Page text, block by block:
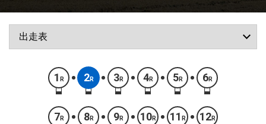
1 R 2R 3R 4R 5R 6R
7 R 8R 9R 10R 11 R 12R